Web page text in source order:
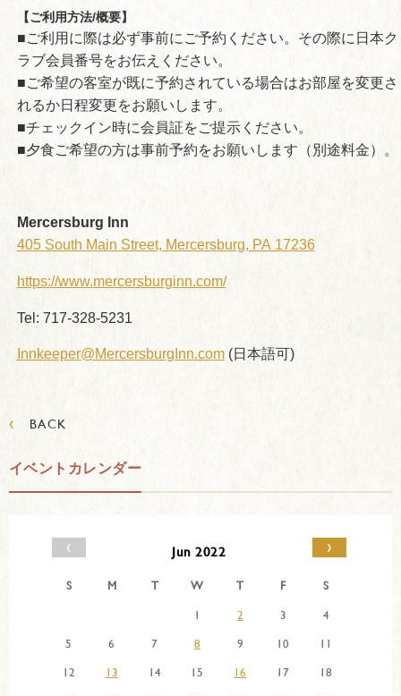
【ご利用方法/概要】
■ご利用に際は必ず事前にご予約ください。その際に日本ク
ラブ会員番号をお伝えください。
■ご希望の客室が既に予約されている場合はお部屋を変更さ
れるか日程変更をお願いします。
■チェックイン時に会員証をご提示ください。
■夕食ご希望の方は事前予約をお願いします（別途料金）。
Mercersburg Inn
405 South Main Street, Mercersburg, PA 17236
https://www.mercersburginn.com/
Tel: 717-328-5231
Innkeeper@MercersburgInn.com(日本語可)
‹ BACK
イベントカレンダー
‹ Jun 2022 ›
S M T W T F
S
1
2 3
4
5
6 7 8 9 10
11
12
13 14 15 16 17
18